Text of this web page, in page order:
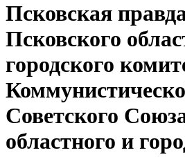
Псковская
Псковского
городского
Советского
областного и